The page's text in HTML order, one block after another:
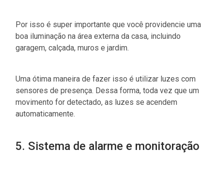
Por isso é super importante que você providencie uma
boa iluminação na área externa da casa, incluindo
garagem, calçada, muros e jardim.
Uma ótima maneira de fazer isso é utilizar luzes com
sensores de presença. Dessa forma, toda vez que um
movimento for detectado, as luzes se acendem
automaticamente.
5. Sistema de alarme e monitoração